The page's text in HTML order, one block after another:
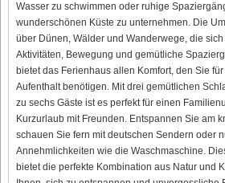
Wasser zu schwimmen oder ruhige
wunderschönen Küste zu unternehmen. Die
über Dünen, Wälder und Wanderwege, die
Aktivitäten, Bewegung und gemütliche
bietet das Ferienhaus allen Komfort, den Sie
Aufenthalt benötigen. Mit drei gemütlichen
zu sechs Gäste ist es perfekt für einen
Kurzurlaub mit Freunden. Entspannen Sie am
schauen Sie fern mit deutschen Sendern oder
Annehmlichkeiten wie die Waschmaschine.
bietet die perfekte Kombination aus Natur und